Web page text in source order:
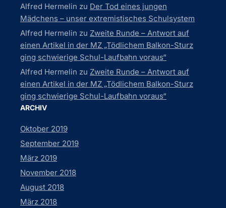
Alfred Hermelin zu Der Tod eines jungen
Mädchens – unser extremistisches Schulsystem
Alfred Hermelin zu Zweite Runde – Antwort auf
einen Artikel in der MZ „Tödlichem Balkon-Sturz
ging schwierige Schul-Laufbahn voraus“
Alfred Hermelin zu Zweite Runde – Antwort auf
einen Artikel in der MZ „Tödlichem Balkon-Sturz
ging schwierige Schul-Laufbahn voraus“
ARCHIV
Oktober 2019
September 2019
März 2019
November 2018
August 2018
März 2018